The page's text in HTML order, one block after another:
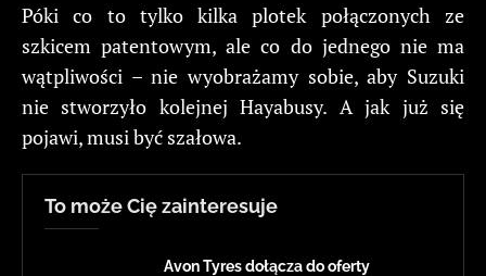
Póki co to tylko kilka plotek połączonych ze
szkicem patentowym, ale co do jednego nie ma
wątpliwości – nie wyobrażamy sobie, aby Suzuki
nie stworzyło kolejnej Hayabusy. A jak już się
pojawi, musi być szałowa.
To może Cię zainteresuje
Avon Tyres dołącza do oferty